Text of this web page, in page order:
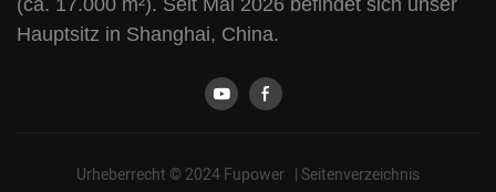
(ca. 17.000 m²). Seit Mai 2026 befindet sich unser
Hauptsitz in Shanghai, China.
Urheberrecht © 2024 Fupower | Seitenverzeichnis